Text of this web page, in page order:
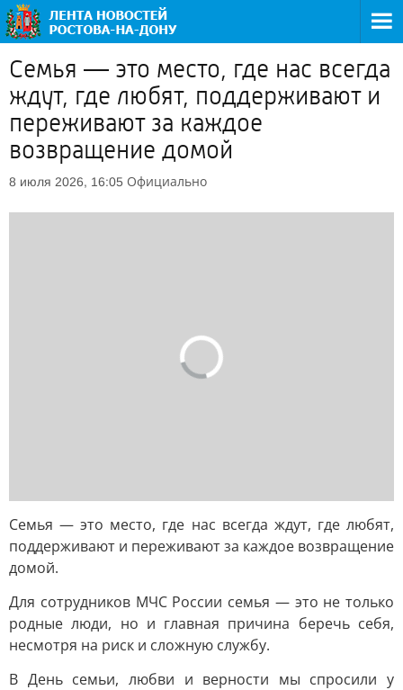
Семья — это место, где нас всегда
ждут, где любят, поддерживают и
переживают за каждое
возвращение домой
8 июля 2026, 16:05 Официально
Семья — это место, где нас всегда ждут, где любят,
поддерживают и переживают за каждое возвращение
домой.
Для сотрудников МЧС России семья — это не только
родные люди, но и главная причина беречь себя,
несмотря на риск и сложную службу.
В День семьи, любви и верности мы спросили у